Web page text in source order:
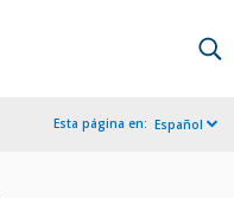
Esta página en: Español